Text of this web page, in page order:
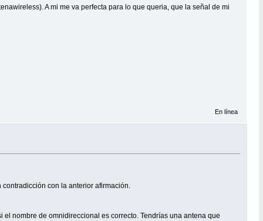
A mi me va perfecta para lo que queria, que la señal de mi
En línea
con la anterior afirmación.
nombre de omnidireccional es correcto. Tendrías una antena que